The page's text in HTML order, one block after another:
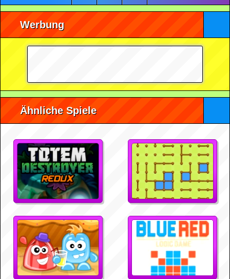
Werbung
Ähnliche Spiele